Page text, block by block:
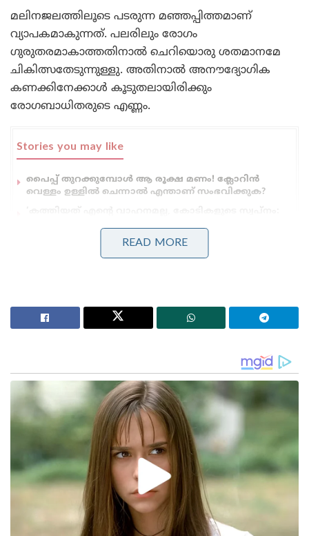
മലിനജലത്തിലൂടെ പടരുന്ന മഞ്ഞപ്പിത്തമാണ്
വ്യാപകമാകുന്നത്. പലരിലും രോഗം
ഗുരുതരമാകാത്തതിനാൽ ചെറിയൊരു ശതമാനമേ
ചികിത്സതേടുന്നുള്ളു. അതിനാൽ അനൗദ്യോഗിക
കണക്കിനേക്കാൾ കൂടുതലായിരിക്കും
രോഗബാധിതരുടെ എണ്ണം.
Stories you may like
പൈപ്പ് തുറക്കുമ്പോൾ ആ രൂക്ഷ മണം! ക്ലോറിൻ
വെള്ളം ഉള്ളിൽ ചെന്നാൽ എന്താണ് സംഭവിക്കുക?
കേസിൽ പ്രതികളെ പിടികൂടാതെ പോലീസ്
കരളിനെ ബാധിക്കുന്ന ഒരു വൈറസ് രോഗമാണ്
മഞ്ഞപ്പിത്തം (വൈറൽ ഹെപ്പറ്റൈറ്റിസ്). മഞ്ഞപ്പിത്തം
പകരുന്നവയാണ്. ശരീരവേദനയോടുകൂടിയ പനി,
തലവേദന, ക്ഷീണം, ഓക്കാനം, ഛർദ്ദി
തുടങ്ങിയവയാണ് പ്രാരംഭ ലക്ഷണങ്ങൾ. പിന്നീട്
മൂത്രത്തിലും കണ്ണിനും ശരീരത്തിലും മഞ്ഞ നിറം
പ്രത്യക്ഷപ്പെടുന്നു. ഹെപ്പറ്റൈറ്റിസ്-എ, ഇ വൈറസ്
ബാധ മലിനമായതോ അല്ലെങ്കിൽ വേണ്ടത്ര
ശുദ്ധീകരിക്കാത്തതോ ആയ ജലം, മലിനമായ
ആഹാരം, രോഗിയുമായുള്ള സമ്പർക്കം എന്നിവ വഴി
വളരെ വേഗം പകരുന്നു. രോഗബാധിതനായ ഒരാൾ
കുടുംബാംഗങ്ങൾക്ക് ഭക്ഷണം തയ്യാറാക്കുമ്പോഴും
READ MORE